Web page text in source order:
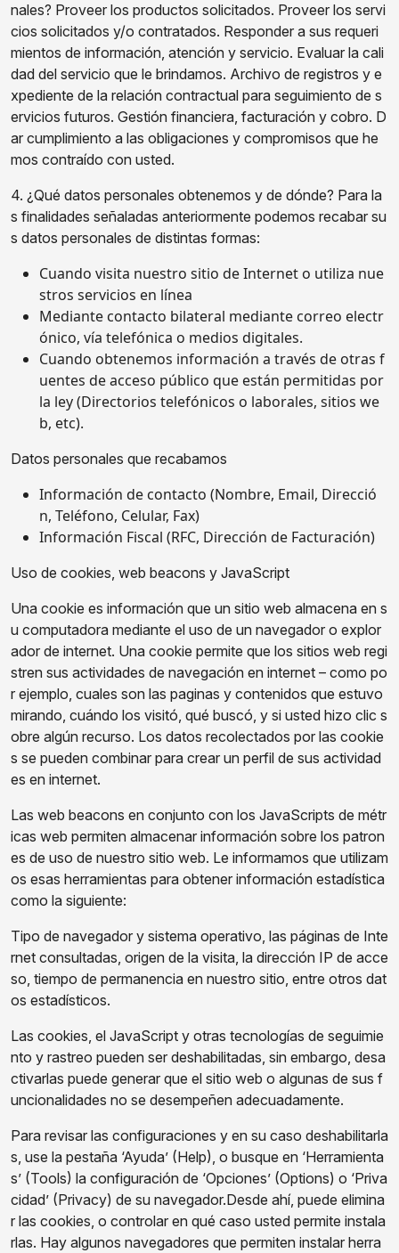
nales? Proveer los productos solicitados. Proveer los servi
cios solicitados y/o contratados. Responder a sus requeri
mientos de información, atención y servicio. Evaluar la cali
dad del servicio que le brindamos. Archivo de registros y e
xpediente de la relación contractual para seguimiento de s
ervicios futuros. Gestión financiera, facturación y cobro. D
ar cumplimiento a las obligaciones y compromisos que he
mos contraído con usted.
4. ¿Qué datos personales obtenemos y de dónde? Para la
s finalidades señaladas anteriormente podemos recabar su
s datos personales de distintas formas:
Cuando visita nuestro sitio de Internet o utiliza nue
stros servicios en línea
Mediante contacto bilateral mediante correo electr
ónico, vía telefónica o medios digitales.
Cuando obtenemos información a través de otras f
uentes de acceso público que están permitidas por
la ley (Directorios telefónicos o laborales, sitios we
b, etc).
Datos personales que recabamos
Información de contacto (Nombre, Email, Direcció
n, Teléfono, Celular, Fax)
Información Fiscal (RFC, Dirección de Facturación)
Uso de cookies, web beacons y JavaScript
Una cookie es información que un sitio web almacena en s
u computadora mediante el uso de un navegador o explor
ador de internet. Una cookie permite que los sitios web regi
stren sus actividades de navegación en internet – como po
r ejemplo, cuales son las paginas y contenidos que estuvo
mirando, cuándo los visitó, qué buscó, y si usted hizo clic s
obre algún recurso. Los datos recolectados por las cookie
s se pueden combinar para crear un perfil de sus actividad
es en internet.
Las web beacons en conjunto con los JavaScripts de métr
icas web permiten almacenar información sobre los patron
es de uso de nuestro sitio web. Le informamos que utilizam
os esas herramientas para obtener información estadística
como la siguiente:
Tipo de navegador y sistema operativo, las páginas de Inte
rnet consultadas, origen de la visita, la dirección IP de acce
so, tiempo de permanencia en nuestro sitio, entre otros dat
os estadísticos.
Las cookies, el JavaScript y otras tecnologías de seguimie
nto y rastreo pueden ser deshabilitadas, sin embargo, desa
ctivarlas puede generar que el sitio web o algunas de sus f
uncionalidades no se desempeñen adecuadamente.
Para revisar las configuraciones y en su caso deshabilitarla
s, use la pestaña ‘Ayuda’ (Help), o busque en ‘Herramienta
s’ (Tools) la configuración de ‘Opciones’ (Options) o ‘Priva
cidad’ (Privacy) de su navegador.Desde ahí, puede elimina
r las cookies, o controlar en qué caso usted permite instala
rlas. Hay algunos navegadores que permiten instalar herra